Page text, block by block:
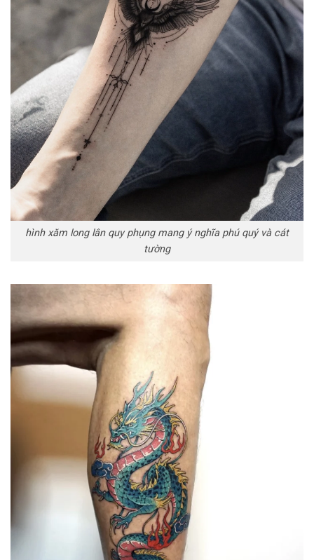
hình xăm long lân quy phụng mang ý nghĩa phú quý và cát
tường